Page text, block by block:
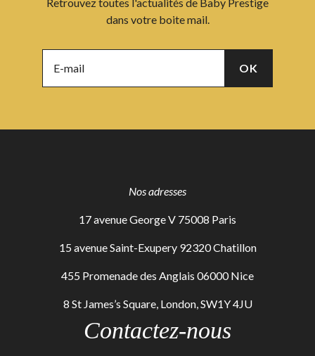
dans votre boite mail.
Nos adresses
17 avenue George V 75008 Paris
15 avenue Saint-Exupery 92320 Chatillon
455 Promenade des Anglais 06000 Nice
8 St James’s Square, London, SW1Y 4JU
Contactez-nous